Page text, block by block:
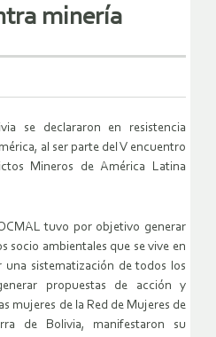
minería
se declararon en resistencia
al ser parte del V encuentro
Mineros de América Latina
tuvo por objetivo generar
socio ambientales que se vive en
una sistematización de todos los
propuestas de acción y
mujeres de la Red de Mujeres de
de Bolivia, manifestaron su